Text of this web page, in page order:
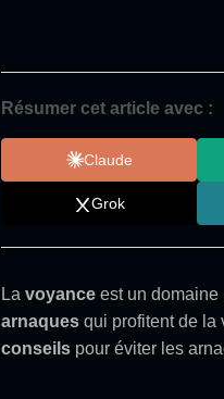
Résumer cet article avec :
Claude
Grok
La voyance est un domaine
arnaques qui profitent de la
conseils pour éviter les